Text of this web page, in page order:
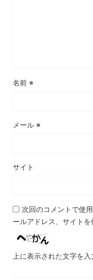
名前 ※
メール ※
サイト
次回のコメントで使
ールアドレス、サイトを
上に表示された文字を入